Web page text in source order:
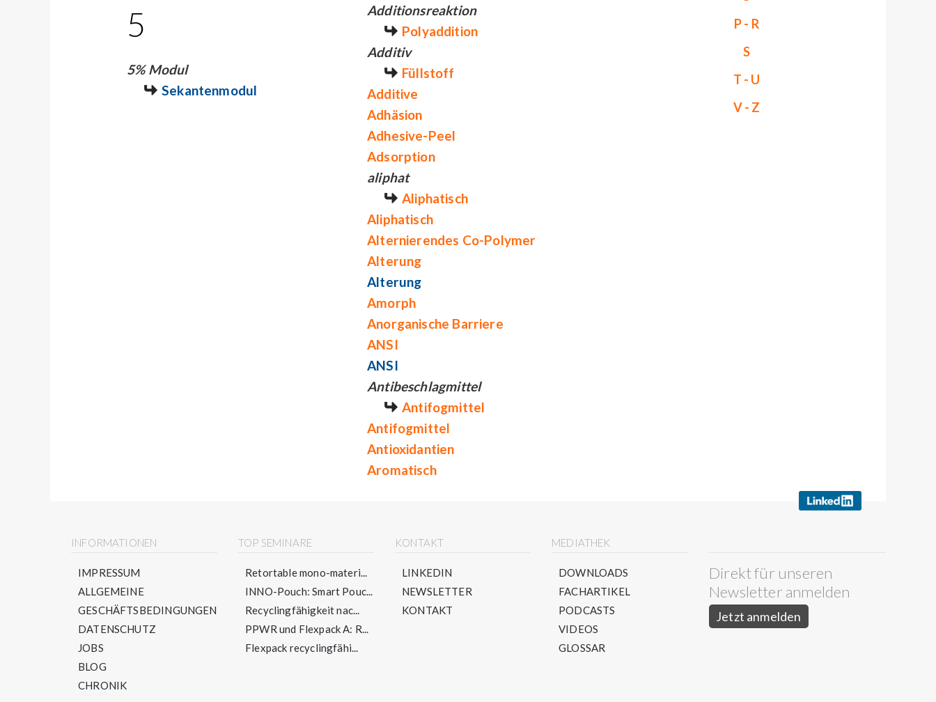
5
5% Modul
Sekantenmodul
Additionsreaktion
Polyaddition
Additiv
Füllstoff
Additive
Adhäsion
Adhesive-Peel
Adsorption
aliphat
Aliphatisch
Aliphatisch
Alternierendes Co-Polymer
Alterung
Alterung
Amorph
Anorganische Barriere
ANSI
ANSI
Antibeschlagmittel
Antifogmittel
Antifogmittel
Antioxidantien
Aromatisch
P - R
S
T - U
V - Z
INFORMATIONEN
IMPRESSUM
ALLGEMEINE
GESCHÄFTSBEDINGUNGEN
DATENSCHUTZ
JOBS
BLOG
CHRONIK
TOP SEMINARE
Retortable mono-materi...
INNO-Pouch: Smart Pouc...
Recyclingfähigkeit nac...
PPWR und Flexpack A: R...
Flexpack recyclingfähi...
KONTAKT
LINKEDIN
NEWSLETTER
KONTAKT
MEDIATHEK
DOWNLOADS
FACHARTIKEL
PODCASTS
VIDEOS
GLOSSAR
Direkt für unseren
Newsletter anmelden
Jetzt anmelden